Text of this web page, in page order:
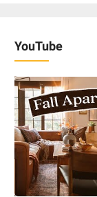
YouTube